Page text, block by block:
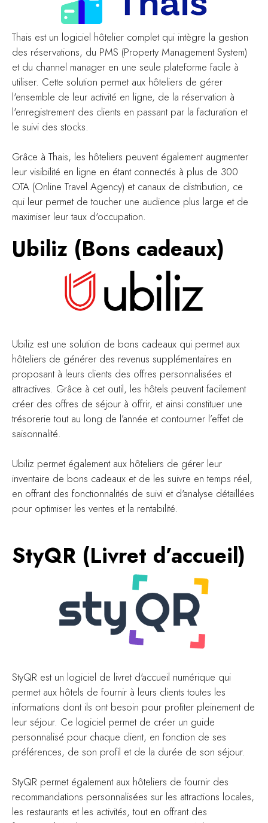
Thais est un logiciel hôtelier complet qui intègre la gestion
des réservations, du PMS (Property Management System)
et du channel manager en une seule plateforme facile à
utiliser. Cette solution permet aux hôteliers de gérer
l'ensemble de leur activité en ligne, de la réservation à
l'enregistrement des clients en passant par la facturation et
le suivi des stocks.
Grâce à Thais, les hôteliers peuvent également augmenter
leur visibilité en ligne en étant connectés à plus de 300
OTA (Online Travel Agency) et canaux de distribution, ce
qui leur permet de toucher une audience plus large et de
maximiser leur taux d'occupation.
Ubiliz (Bons cadeaux)
Ubiliz est une solution de bons cadeaux qui permet aux
hôteliers de générer des revenus supplémentaires en
proposant à leurs clients des offres personnalisées et
attractives. Grâce à cet outil, les hôtels peuvent facilement
créer des offres de séjour à offrir, et ainsi constituer une
trésorerie tout au long de l’année et contourner l’effet de
saisonnalité.
Ubiliz permet également aux hôteliers de gérer leur
inventaire de bons cadeaux et de les suivre en temps réel,
en offrant des fonctionnalités de suivi et d'analyse détaillées
pour optimiser les ventes et la rentabilité.
StyQR (Livret d’accueil)
StyQR est un logiciel de livret d'accueil numérique qui
permet aux hôtels de fournir à leurs clients toutes les
informations dont ils ont besoin pour profiter pleinement de
leur séjour. Ce logiciel permet de créer un guide
personnalisé pour chaque client, en fonction de ses
préférences, de son profil et de la durée de son séjour.
StyQR permet également aux hôteliers de fournir des
recommandations personnalisées sur les attractions locales,
les restaurants et les activités, tout en offrant des